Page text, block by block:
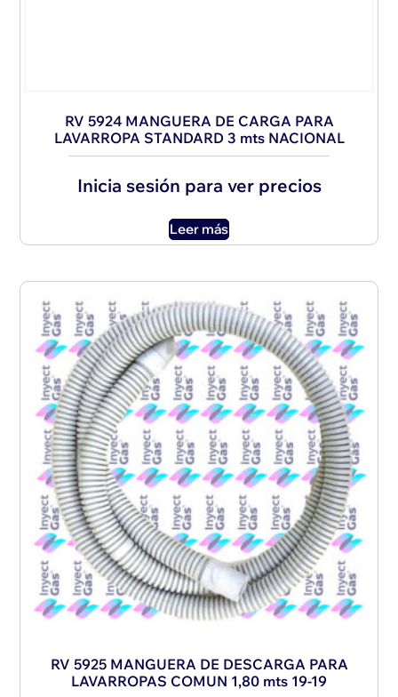
RV 5924 MANGUERA DE CARGA PARA
LAVARROPA STANDARD 3 mts NACIONAL
Inicia sesión para ver precios
Leer más
RV 5925 MANGUERA DE DESCARGA PARA
LAVARROPAS COMUN 1,80 mts 19-19